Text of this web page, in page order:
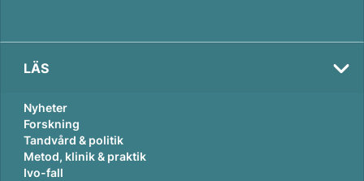
LÄS
Nyheter
Forskning
Tandvård & politik
Metod, klinik & praktik
Ivo-fall